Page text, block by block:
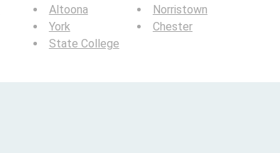
Altoona
York
State College
Norristown
Chester